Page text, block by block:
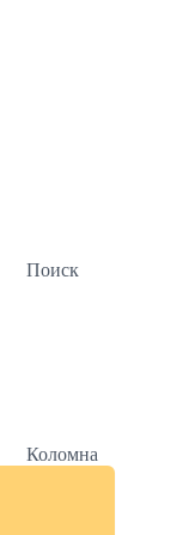
Поиск
Коломна